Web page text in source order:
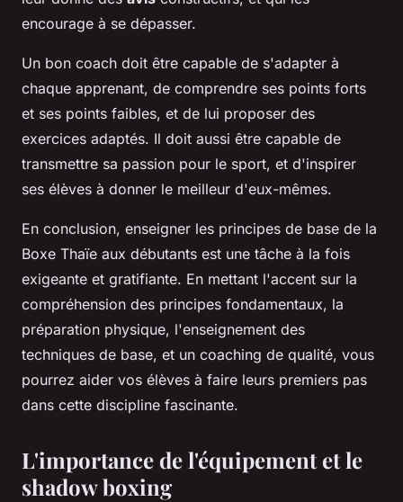
encourage à se dépasser.
Un bon coach doit être capable de s'adapter à
chaque apprenant, de comprendre ses points forts
et ses points faibles, et de lui proposer des
exercices adaptés. Il doit aussi être capable de
transmettre sa passion pour le sport, et d'inspirer
ses élèves à donner le meilleur d'eux-mêmes.
En conclusion, enseigner les principes de base de la
Boxe Thaïe aux débutants est une tâche à la fois
exigeante et gratifiante. En mettant l'accent sur la
compréhension des principes fondamentaux, la
préparation physique, l'enseignement des
techniques de base, et un coaching de qualité, vous
pourrez aider vos élèves à faire leurs premiers pas
dans cette discipline fascinante.
L'importance de l'équipement et le
shadow boxing